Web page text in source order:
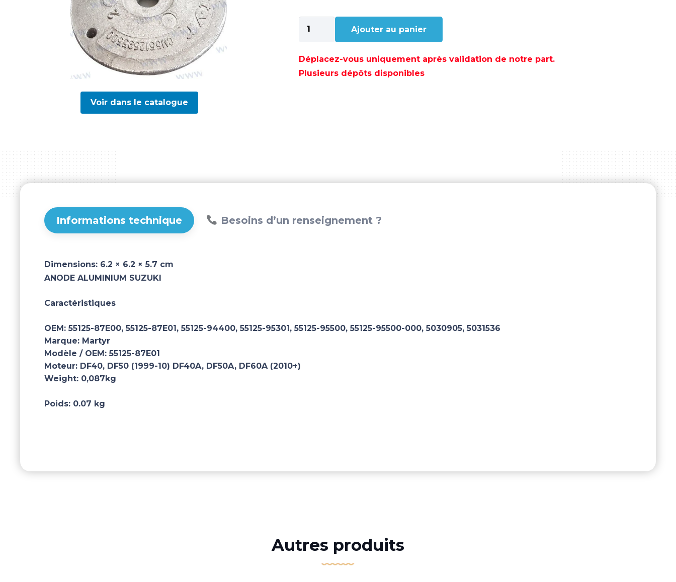
Voir dans le catalogue
quantité
de
ALUMINIUM
SUZUKI
Ajouter au panier
Déplacez-vous uniquement après validation de notre part.
Plusieurs dépôts disponibles
Informations technique Besoins d’un renseignement ?
Dimensions: 6.2 × 6.2 × 5.7 cm
ANODE ALUMINIUM SUZUKI
Caractéristiques
OEM: 55125-87E00, 55125-87E01, 55125-94400, 55125-95301, 55125-95500, 55125-95500-000, 5030905, 5031536
Marque: Martyr
Modèle / OEM: 55125-87E01
Moteur: DF40, DF50 (1999-10) DF40A, DF50A, DF60A (2010+)
Weight: 0,087kg
Poids: 0.07 kg
Autres produits